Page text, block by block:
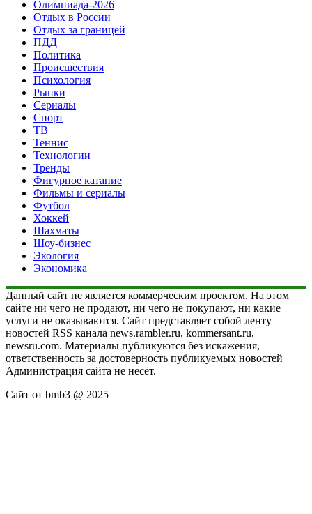
Олимпиада-2026
Отдых в России
Отдых за границей
ПДД
Политика
Происшествия
Психология
Рынки
Сериалы
Спорт
ТВ
Теннис
Технологии
Тренды
Фигурное катание
Фильмы и сериалы
Футбол
Хоккей
Шахматы
Шоу-бизнес
Экология
Экономика
Данный сайт не является коммерческим проектом. На этом
сайте ни чего не продают, ни чего не покупают, ни какие
услуги не оказываются. Сайт представляет собой ленту
новостей RSS канала news.rambler.ru, kommersant.ru,
newsru.com. Материалы публикуются без искажения,
ответственность за достоверность публикуемых новостей
Администрация сайта не несёт.
Сайт от bmb3 @ 2025